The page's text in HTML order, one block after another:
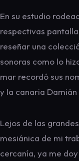
En su estudio
respectivas
reseñar una
sonoras como lo
mar recordó sus
y la canaria
Lejos de las
mesiánica de mi
cercanía, ya me